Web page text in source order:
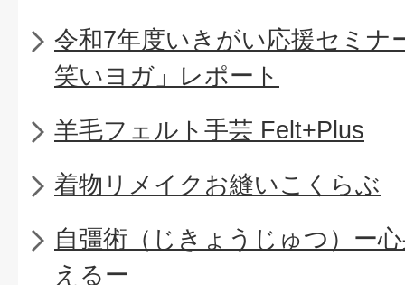
令和7年度いきがい応援セミナ
笑いヨガ」レポート
羊毛フェルト手芸 Felt+Plus
着物リメイクお縫いこくらぶ
自彊術（じきょうじゅつ）ー
えるー